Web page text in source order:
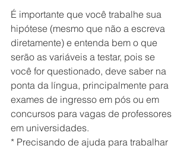
É importante que você trabalhe sua
hipótese (mesmo que não a escreva
diretamente) e entenda bem o que
serão as variáveis a testar, pois se
você for questionado, deve saber na
ponta da língua, principalmente para
exames de ingresso em pós ou em
concursos para vagas de professores
em universidades.
* Precisando de ajuda para trabalhar